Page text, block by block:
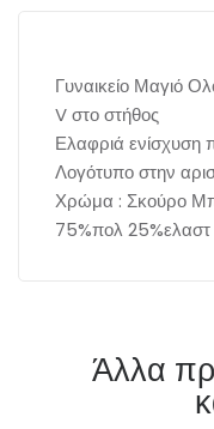
Γυναικείο Μαγιό
V στο στήθος
Ελαφριά ενίσχυση
Λογότυπο στην
Χρώμα : Σκούρο
75%πολ 25%ελαστ
Άλλα